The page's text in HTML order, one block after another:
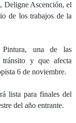
Deligne Ascención, el
de los trabajos de la
una de las
y que afecta
6 de noviembre.
lista para finales del
del año entrante.